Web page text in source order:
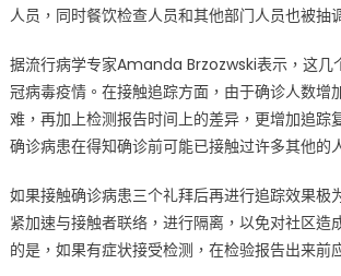
郡
用
更
多
接
追
人
员〉
人员，同时餐饮检查人员和其他部门人员也被抽
据流行病学专家Amanda Brzozwski表示，这几
冠病毒疫情。在接触追踪方面，由于确诊人数增
难，再加上检测报告时间上的差异，更增加追踪
确诊病患在得知确诊前可能已接触过许多其他的
如果接触确诊病患三个礼拜后再进行追踪效果极
紧加速与接触者联络，进行隔离，以免对社区造
的是，如果有症状接受检测，在检验报告出来前